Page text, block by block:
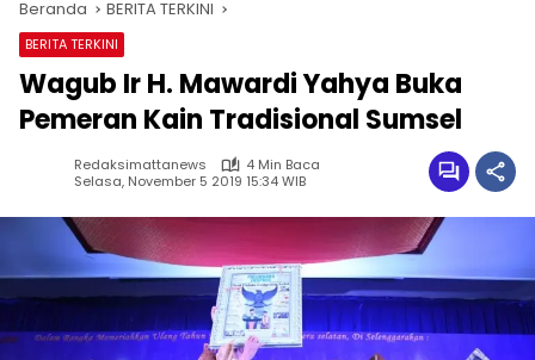
Beranda BERITA TERKINI
BERITA TERKINI
Wagub Ir H. Mawardi Yahya Buka
Pemeran Kain Tradisional Sumsel
Redaksimattanews
4 Min Baca
Selasa, November 5 2019 15:34 WIB